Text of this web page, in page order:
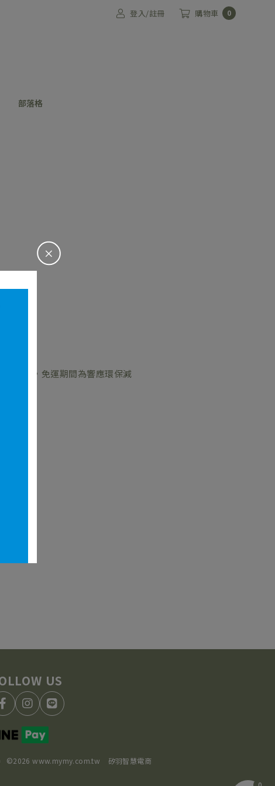
＋
登入/註冊 購物車 0
部落格
動公告，免運期間為響應環保減
©2026 www.mymy.com.tw 矽羽智慧電商